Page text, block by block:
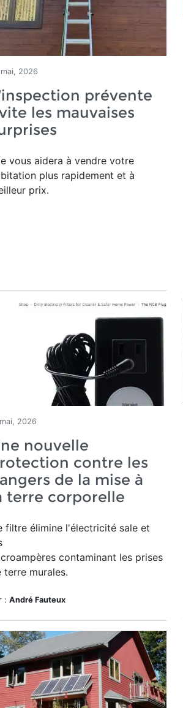
2026
prévente
les mauvaises
vous aidera à vendre votre
plus rapidement et à
prix.
2026
nouvelle
contre les
de la mise à
terre corporelle
filtre élimine l'électricité sale et
contaminant les prises
terre murales.
: André Fauteux